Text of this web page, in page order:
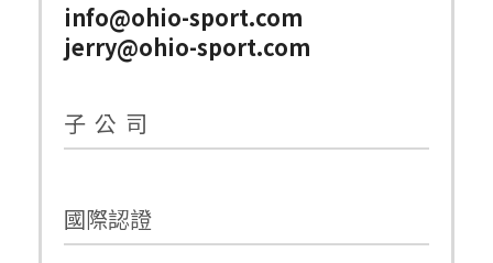
info@ohio-sport.com
jerry@ohio-sport.com
子 公 司
國際認證